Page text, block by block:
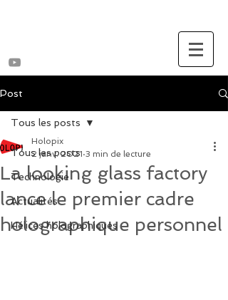
Post
Tous les posts
Technologie
Actualités
Hélices holographiques
Tous les posts
La looking glass factory
lance le premier cadre
holographique personnel
Holopix
2 janv. 2021 3 min de lecture